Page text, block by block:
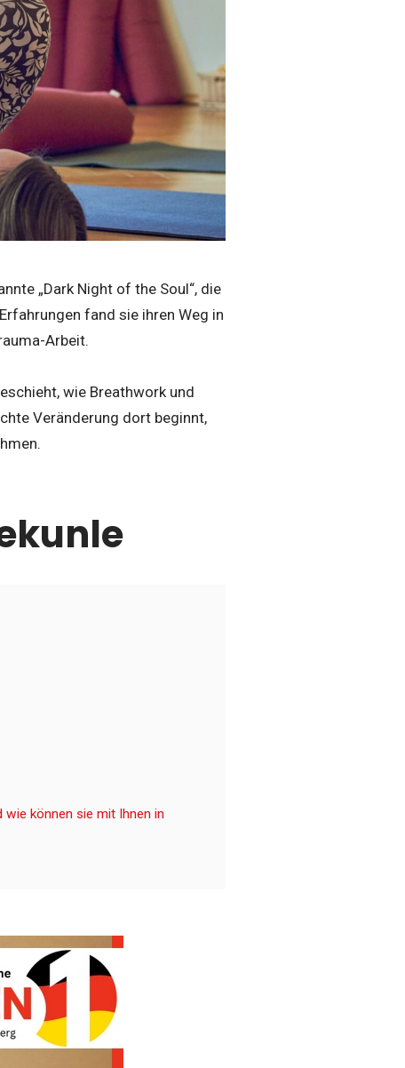
„Dark Night of the Soul“, die
fand sie ihren Weg in
Arbeit.
wie Breathwork und
Veränderung dort beginnt,
können sie mit Ihnen in